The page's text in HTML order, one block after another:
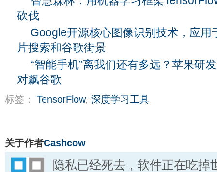
砍伐
Google开源核心图像识别技术，应用
片搜索和谷歌街景
“智能手机”离我们还有多远？苹果研
对飙谷歌
标签： TensorFlow, 深度学习工具
关于作者Cashcow
隐私已经死去，软件正在吃掉